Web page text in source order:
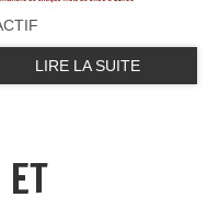
LIRE LA SUITE